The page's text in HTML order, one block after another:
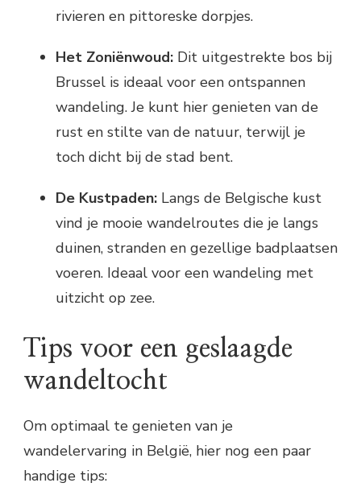
rivieren en pittoreske dorpjes.
Het Zoniënwoud: Dit uitgestrekte bos bij
Brussel is ideaal voor een ontspannen
wandeling. Je kunt hier genieten van de
rust en stilte van de natuur, terwijl je
toch dicht bij de stad bent.
De Kustpaden: Langs de Belgische kust
vind je mooie wandelroutes die je langs
duinen, stranden en gezellige badplaatsen
voeren. Ideaal voor een wandeling met
uitzicht op zee.
Tips voor een geslaagde
wandeltocht
Om optimaal te genieten van je
wandelervaring in België, hier nog een paar
handige tips: